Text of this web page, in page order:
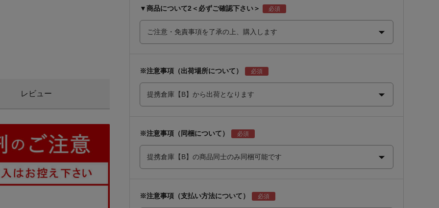
レビュー
▼商品について2＜必ずご確認下さい＞
※注意事項（出荷場所について）
※注意事項（同梱について）
※注意事項（支払い方法について）